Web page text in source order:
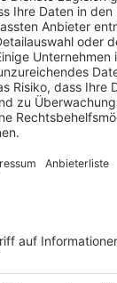
2025vonkw
des
vlnr: StB/
Dr. Jutta
StB/WP
Michel,